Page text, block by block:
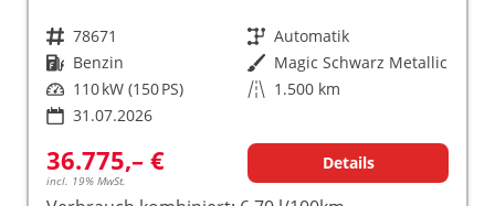
Fahrzeugnr. 78671 Getriebe Automatik
Kraftstoff Benzin Außenfarbe Magic Schwarz Metallic
Leistung 110 kW (150 PS) Kilometerstand 1.500 km
31.07.2026
36.775,– €
incl. 19% MwSt.
Details